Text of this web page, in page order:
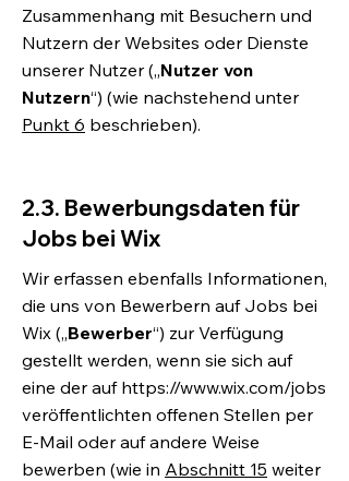
Zusammenhang mit Besuchern und
Nutzern der Websites oder Dienste
unserer Nutzer („Nutzer von
Nutzern“) (wie nachstehend unter
Punkt 6 beschrieben).
2.3. Bewerbungsdaten für
Jobs bei Wix
Wir erfassen ebenfalls Informationen,
die uns von Bewerbern auf Jobs bei
Wix („Bewerber“) zur Verfügung
gestellt werden, wenn sie sich auf
eine der auf https://www.wix.com/jobs
veröffentlichten offenen Stellen per
E-Mail oder auf andere Weise
bewerben (wie in Abschnitt 15 weiter